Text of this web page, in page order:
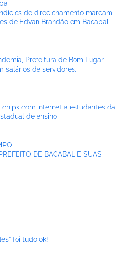
de direcionamento marcam
de Edvan Brandão em Bacabal
Prefeitura de Bom Lugar
salários de servidores.
com internet a estudantes da
de ensino
DE BACABAL E SUAS
foi tudo ok!